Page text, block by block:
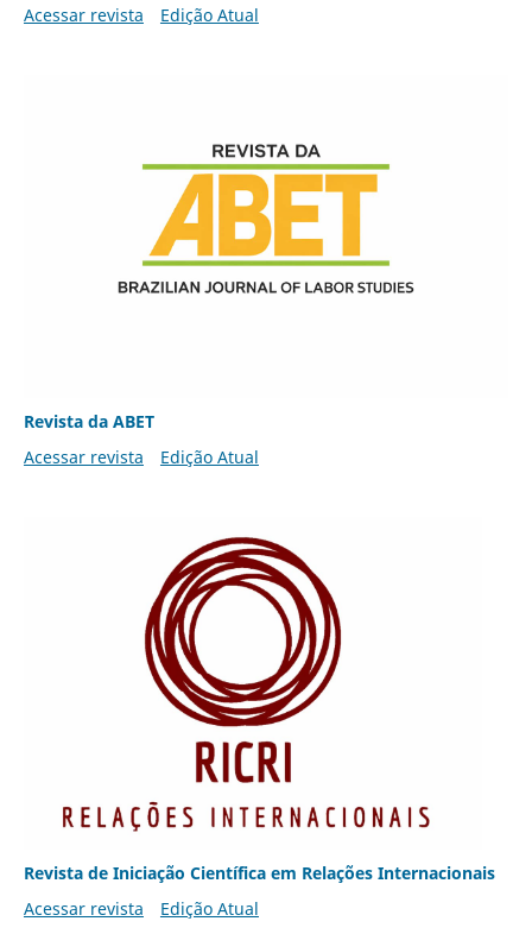
Acessar revista Edição Atual
Revista da ABET
Acessar revista
Edição Atual
Revista de Iniciação Científica em Relações Internacionais
Acessar revista
Edição Atual